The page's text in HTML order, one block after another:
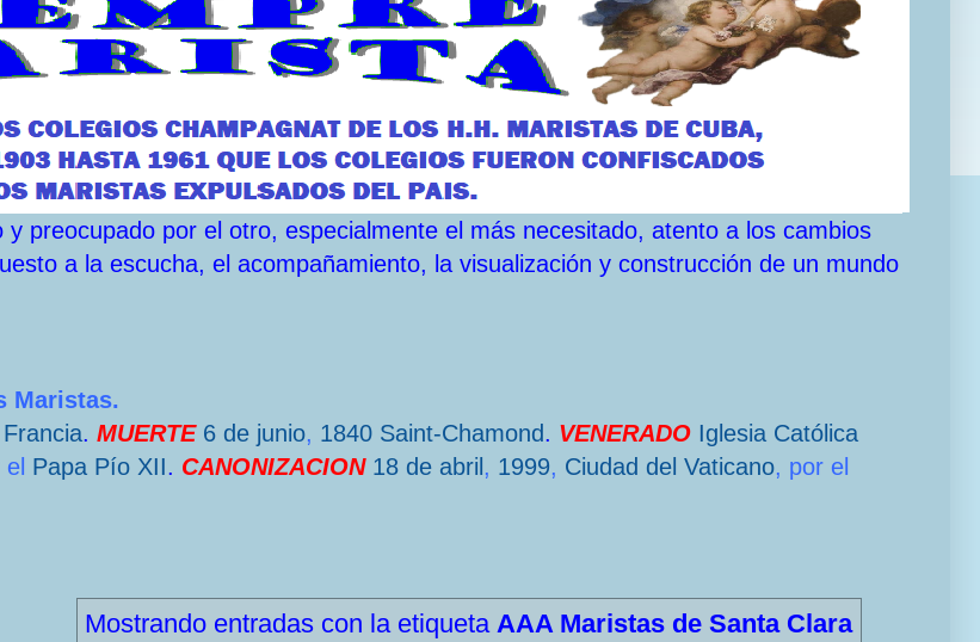
preocupado por el otro, especialmente el más necesitado, atento a los cambios
a la escucha, el acompañamiento, la visualización y construcción de un mundo
Maristas.
Francia. MUERTE 6 de junio, 1840 Saint-Chamond. VENERADO Iglesia Católica
Papa Pío XII. CANONIZACION 18 de abril , 1999, Ciudad del Vaticano, por el
Mostrando entradas con la etiqueta AAA Maristas de Santa Clara